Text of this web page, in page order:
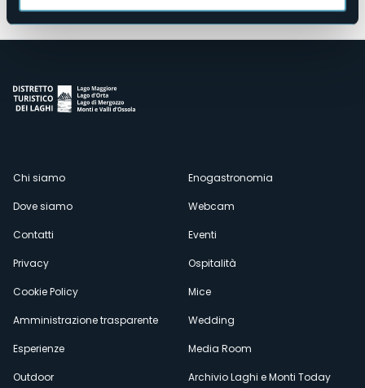
Menù
secondario
Chi siamo
Dove siamo
Contatti
Privacy
Cookie Policy
Amministrazione trasparente
Esperienze
Outdoor
Enogastronomia
Webcam
Eventi
Ospitalità
Mice
Wedding
Media Room
Archivio Laghi e Monti Today